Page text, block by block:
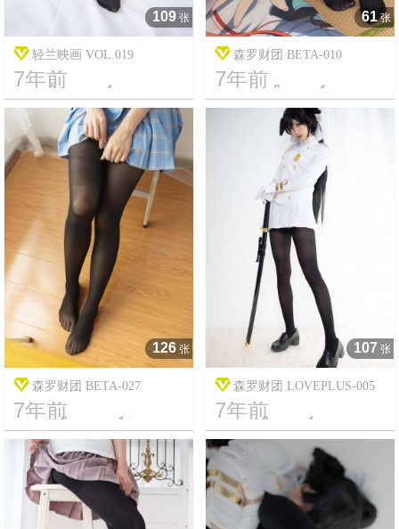
109 张
轻兰映画 VOL.019
7年前
19 14233
61 张
森罗财团 BETA-010
7年前
9 2296
126 张
森罗财团 BETA-027
7年前
16 3207
107 张
森罗财团 LOVEPLUS-005
7年前
7 16345